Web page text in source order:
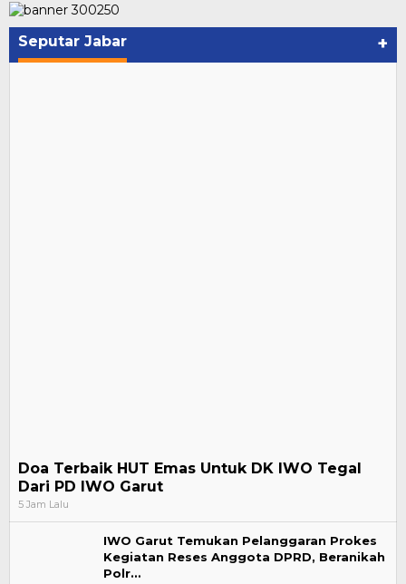
Seputar Jabar +
Doa Terbaik HUT Emas Untuk DK IWO Tegal
Dari PD IWO Garut
5 Jam Lalu
IWO Garut Temukan Pelanggaran Prokes
Kegiatan Reses Anggota DPRD, Beranikah
Polr…